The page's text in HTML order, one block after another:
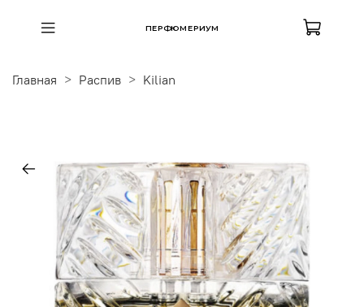
ПЕРФЮМЕРИУМ
Главная Распив Kilian